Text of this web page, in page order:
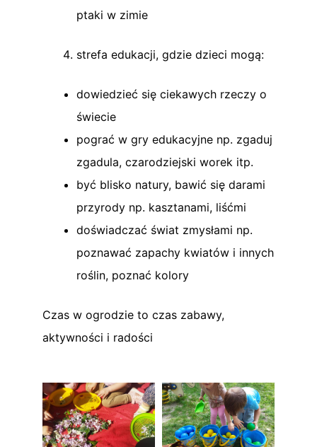
ptaki w zimie
strefa edukacji, gdzie dzieci mogą:
dowiedzieć się ciekawych rzeczy o
świecie
pograć w gry edukacyjne np. zgaduj
zgadula, czarodziejski worek itp.
być blisko natury, bawić się darami
przyrody np. kasztanami, liśćmi
doświadczać świat zmysłami np.
poznawać zapachy kwiatów i innych
roślin, poznać kolory
Czas w ogrodzie to czas zabawy,
aktywności i radości